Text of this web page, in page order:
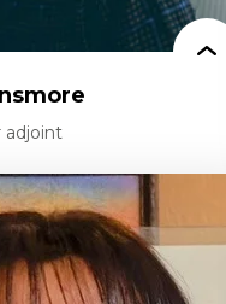
adjoint
des auditoires médiatiques
plateforme des auditoires